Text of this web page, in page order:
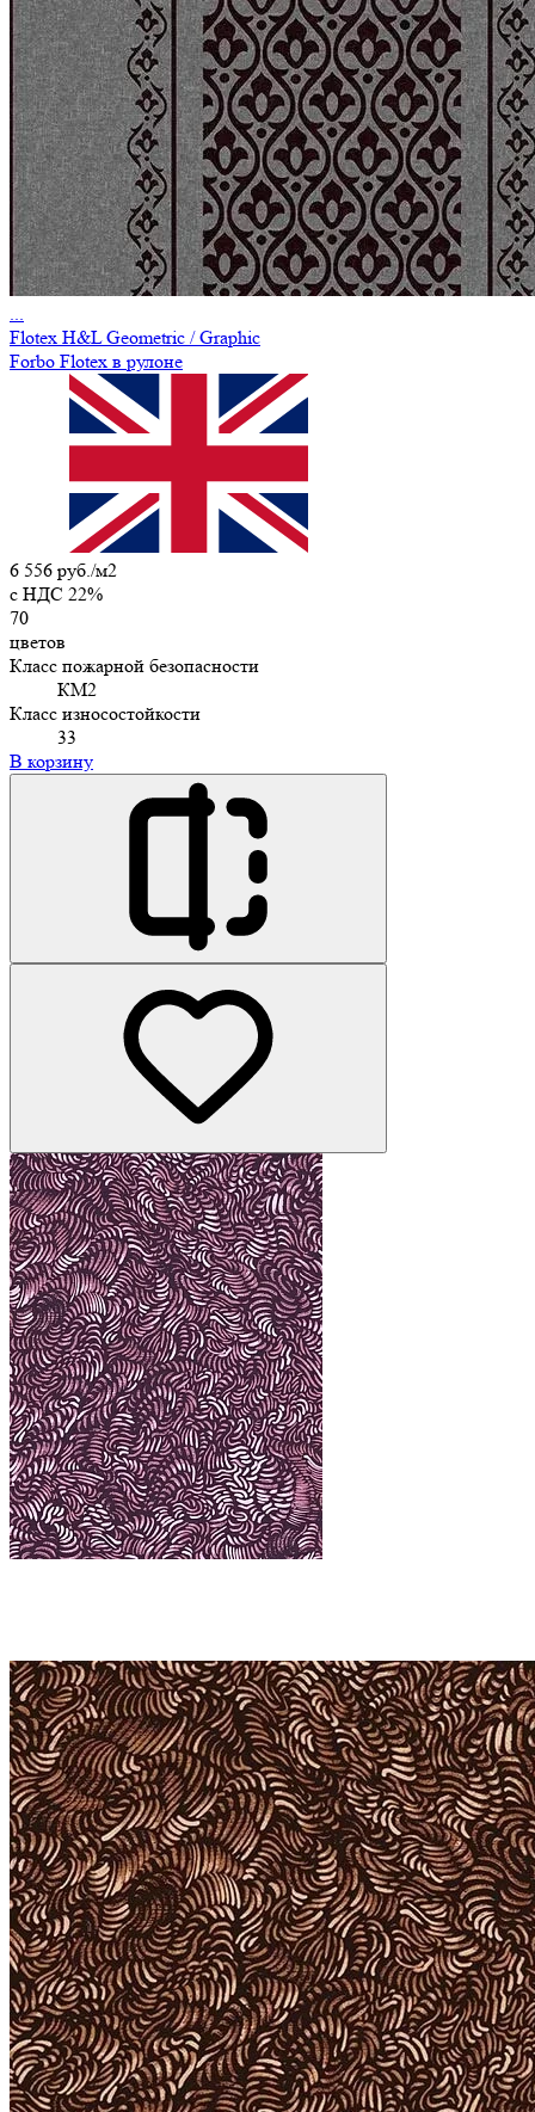
...
Flotex H&L Geometric / Graphic
Forbo Flotex в рулоне
6 556 руб./м2
c НДС 22%
70
цветов
Класс пожарной безопасности
КМ2
Класс износостойкости
33
В корзину